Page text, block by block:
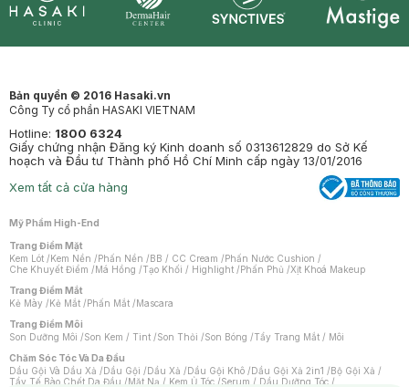
Bản quyền © 2016 Hasaki.vn
Công Ty cổ phần HASAKI VIETNAM
Hotline: 1800 6324
Giấy chứng nhận Đăng ký Kinh doanh số 0313612829 do Sở Kế
hoạch và Đầu tư Thành phố Hồ Chí Minh cấp ngày 13/01/2016
Xem tất cả cửa hàng
Mỹ Phẩm High-End
Trang Điểm Mặt
Kem Lót /Kem Nền /Phấn Nền /BB / CC Cream /Phấn Nước Cushion /
Che Khuyết Điểm /Má Hồng /Tạo Khối / Highlight /Phấn Phủ /Xịt Khoá Makeup
Trang Điểm Mắt
Kẻ Mày /Kẻ Mắt /Phấn Mắt /Mascara
Trang Điểm Môi
Son Dưỡng Môi /Son Kem / Tint /Son Thỏi /Son Bóng /Tẩy Trang Mắt / Môi
Chăm Sóc Tóc Và Da Đầu
Dầu Gội Và Dầu Xả /Dầu Gội /Dầu Xả /Dầu Gội Khô /Dầu Gội Xả 2in1 /Bộ Gội Xả /
Tẩy Tế Bào Chết Da Đầu /Mặt Nạ / Kem Ủ Tóc /Serum / Dầu Dưỡng Tóc /